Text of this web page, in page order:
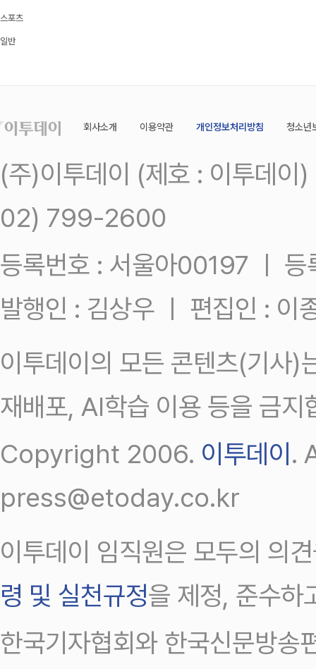
스포츠
일반
회사소개 이용약관 개인정보처리방침 청소년
(주)이투데이 (제호 : 이투데
02) 799-2600
등록번호 : 서울아00197 ㅣ
발행인 : 김상우 ㅣ 편집인 : 이
이투데이의 모든 콘텐츠(기사)
재배포, AI학습 이용 등을 금지
Copyright 2006. 이투데이.
press@etoday.co.kr
이투데이 임직원은 모두의 의
령 및 실천규정을 제정, 준수하
한국기자협회와 한국신문방송